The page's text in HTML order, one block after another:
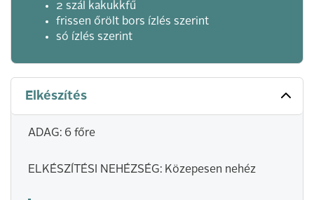
2 szál kakukkfű
frissen őrölt bors ízlés szerint
só ízlés szerint
Elkészítés
ADAG: 6 főre
ELKÉSZÍTÉSI NEHÉZSÉG: Közepesen nehéz